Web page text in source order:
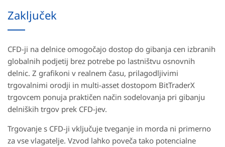
Zaključek
CFD-ji na delnice omogočajo dostop do gibanja cen izbranih
globalnih podjetij brez potrebe po lastništvu osnovnih
delnic. Z grafikoni v realnem času, prilagodljivimi
trgovalnimi orodji in multi-asset dostopom BitTraderX
trgovcem ponuja praktičen način sodelovanja pri gibanju
delniških trgov prek CFD-jev.
Trgovanje s CFD-ji vključuje tveganje in morda ni primerno
za vse vlagatelje. Vzvod lahko poveča tako potencialne